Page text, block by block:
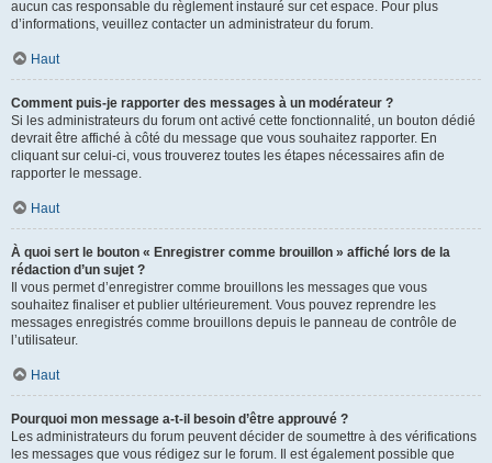
aucun cas responsable du règlement instauré sur cet espace. Pour plus
d’informations, veuillez contacter un administrateur du forum.
Haut
Comment puis-je rapporter des messages à un modérateur ?
Si les administrateurs du forum ont activé cette fonctionnalité, un bouton dédié
devrait être affiché à côté du message que vous souhaitez rapporter. En
cliquant sur celui-ci, vous trouverez toutes les étapes nécessaires afin de
rapporter le message.
Haut
À quoi sert le bouton « Enregistrer comme brouillon » affiché lors de la
rédaction d’un sujet ?
Il vous permet d’enregistrer comme brouillons les messages que vous
souhaitez finaliser et publier ultérieurement. Vous pouvez reprendre les
messages enregistrés comme brouillons depuis le panneau de contrôle de
l’utilisateur.
Haut
Pourquoi mon message a-t-il besoin d’être approuvé ?
Les administrateurs du forum peuvent décider de soumettre à des vérifications
les messages que vous rédigez sur le forum. Il est également possible que